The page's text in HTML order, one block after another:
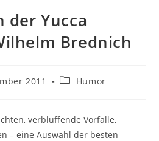
der Yucca
Brednich
2011 Humor
verblüffende Vorfälle,
– eine Auswahl der besten